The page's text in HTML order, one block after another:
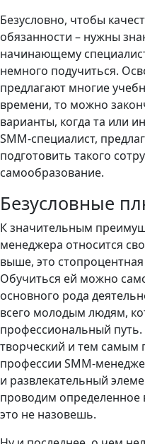
Безусловно, чтобы
обязанности – нужны
начинающему
немного подучиться.
предлагают многие
времени, то можно
варианты, когда та или
SMM-специалист,
подготовить такого
самообразование.
Безусловные
К значительным
менеджера относится
выше, это
Обучиться ей можно
основного рода
всего молодым людям,
профессиональный путь.
творческий и тем самым
профессии SMM-
и развлекательный
проводим определенное
это не назовешь.